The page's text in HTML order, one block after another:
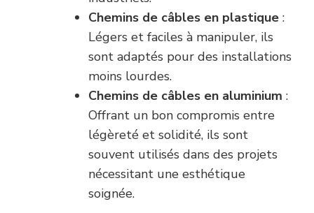
Chemins de câbles en plastique :
Légers et faciles à manipuler, ils
sont adaptés pour des installations
moins lourdes.
Chemins de câbles en aluminium :
Offrant un bon compromis entre
légèreté et solidité, ils sont
souvent utilisés dans des projets
nécessitant une esthétique
soignée.